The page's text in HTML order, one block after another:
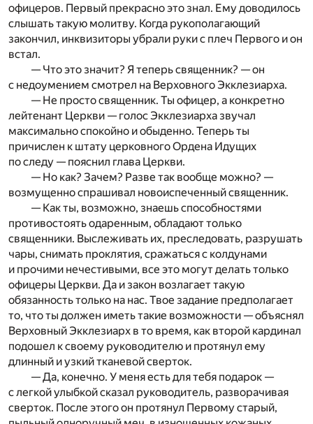
офицеров. Первый прекрасно это знал. Ему доводилось
слышать такую молитву. Когда рукополагающий
закончил, инквизиторы убрали руки с плеч Первого и он
встал.
— Что это значит? Я теперь священник? — он
с недоумением смотрел на Верховного Экклезиарха.
— Не просто священник. Ты офицер, а конкретно
лейтенант Церкви — голос Экклезиарха звучал
максимально спокойно и обыденно. Теперь ты
причислен к штату церковного Ордена Идущих
по следу — пояснил глава Церкви.
— Но как? Зачем? Разве так вообще можно? —
возмущенно спрашивал новоиспеченный священник.
— Как ты, возможно, знаешь способностями
противостоять одаренным, обладают только
священники. Выслеживать их, преследовать, разрушать
чары, снимать проклятия, сражаться с колдунами
и прочими нечестивыми, все это могут делать только
офицеры Церкви. Да и закон возлагает такую
обязанность только на нас. Твое задание предполагает
то, что ты должен иметь такие возможности — объяснял
Верховный Экклезиарх в то время, как второй кардинал
подошел к своему руководителю и протянул ему
длинный и узкий тканевой сверток.
— Да, конечно. У меня есть для тебя подарок —
с легкой улыбкой сказал руководитель, разворачивая
сверток. После этого он протянул Первому старый,